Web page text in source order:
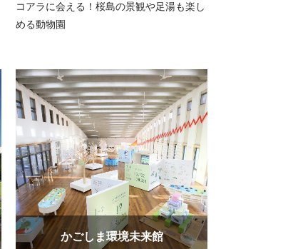
コアラに会える！桜島の景観や足湯も楽し
める動物園
かごしま環境未来館